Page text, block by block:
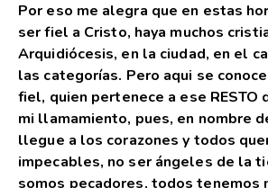
Por eso me alegra que en estas
ser fiel a Cristo, haya muchos
Arquidiócesis, en la ciudad, en el
las categorías. Pero aqui se
fiel, quien pertenece a ese RESTO
mi llamamiento, pues, en nombre
llegue a los corazones y todos
impecables, no ser ángeles de la
somos pecadores, todos tenemos